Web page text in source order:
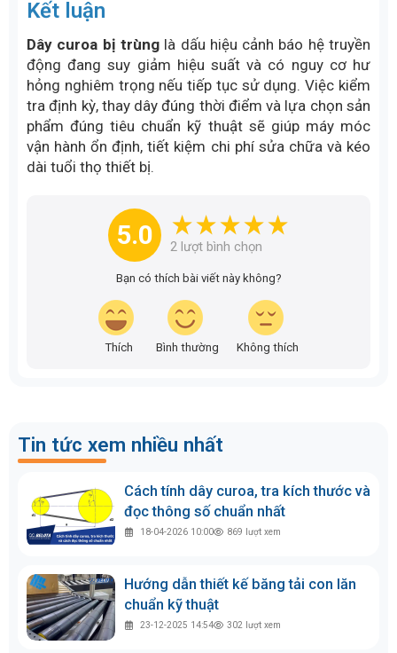
Kết luận
Dây curoa bị trùnglà dấu hiệu cảnh báo hệ truyền
động đang suy giảm hiệu suất và có nguy cơ hư
hỏng nghiêm trọng nếu tiếp tục sử dụng. Việc kiểm
tra định kỳ, thay dây đúng thời điểm và lựa chọn sản
phẩm đúng tiêu chuẩn kỹ thuật sẽ giúp máy móc
vận hành ổn định, tiết kiệm chi phí sửa chữa và kéo
dài tuổi thọ thiết bị.
5.0 2 lượt bình chọn
Bạn có thích bài viết này không?
Thích Bình thường Không thích
Tin tức xem nhiều nhất
Cách tính dây curoa, tra kích thước và
đọc thông số chuẩn nhất
18-04-2026 10:00 869 lượt xem
Hướng dẫn thiết kế băng tải con lăn
chuẩn kỹ thuật
23-12-2025 14:54 302 lượt xem